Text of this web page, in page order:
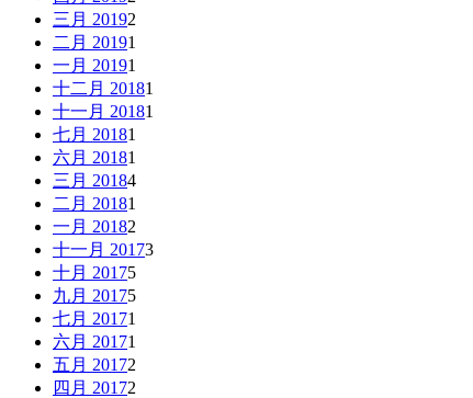
三月 20192
二月 20191
一月 20191
十二月 20181
十一月 20181
七月 20181
六月 20181
三月 20184
二月 20181
一月 20182
十一月 20173
十月 20175
九月 20175
七月 20171
六月 20171
五月 20172
四月 20172